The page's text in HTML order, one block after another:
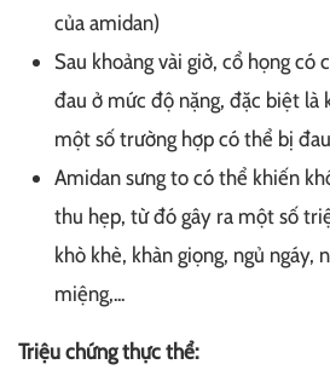
của amidan)
Sau khoảng vài giờ, cổ họng có
đau ở mức độ nặng, đặc biệt là
một số trường hợp có thể bị
Amidan sưng to có thể khiến
thu hẹp, từ đó gây ra một số
khò khè, khàn giọng, ngủ ngáy,
miệng,...
Triệu chứng thực thể: